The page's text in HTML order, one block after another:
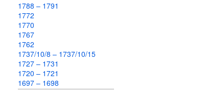
1788 – 1791
1772
1770
1767
1762
1737/10/8 – 1737/10/15
1727 – 1731
1720 – 1721
1697 – 1698